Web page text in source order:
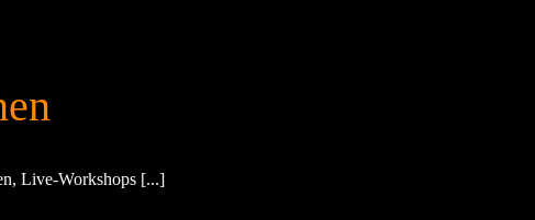
Live-Workshops [...]